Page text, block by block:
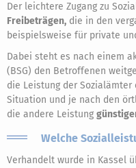
Der leichtere Zugang zu
Freibeträgen, die in den
beispielsweise für private
Dabei steht es nach einem
(BSG) den Betroffenen
die Leistung der
Situation und je nach den
die andere Leistung
Welche
Verhandelt wurde in Kassel